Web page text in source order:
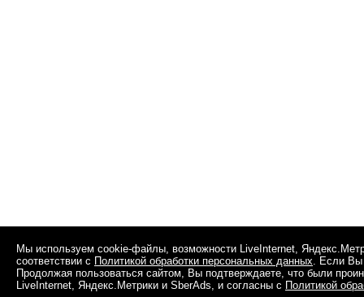
Мы используем cookie-файлы, возможности LiveInternet,
соответствии с Политикой обработки персональных данных. Если Вы
Продолжая пользоваться сайтом, Вы подтверждаете, что были
LiveInternet, Яндекс.Метрики и SberAds, и согласны с Политикой